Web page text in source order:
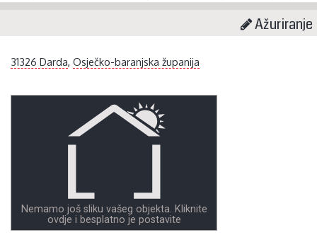
Ažuriranje
31326 Darda,Osječko-baranjska županija
Nemamo još sliku vašeg objekta. Kliknite
ovdje i besplatno je postavite